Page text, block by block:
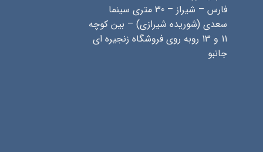
فارس – شیراز – 30 متری سینما
سعدی (شوریده شیرازی) – بین کوچه
11 و 13 روبه روی فروشگاه زنجیره ای
جانبو